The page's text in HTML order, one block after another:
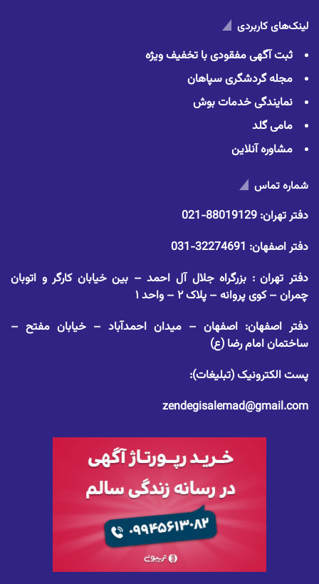
لینک‌های کاربردی
ثبت آگهی مفقودی با تخفیف ویژه
مجله گردشگری سپاهان
نمایندگی خدمات بوش
مامی گلد
مشاوره آنلاین
شماره تماس
دفتر تهران: 88019129-021
دفتر اصفهان: 32274691-031
دفتر تهران : بزرگراه جلال آل احمد – بین خیابان کارگر و اتوبان
چمران – کوی پروانه – پلاک ۲ – واحد ۱
دفتر اصفهان: اصفهان – میدان احمدآباد – خیابان مفتح –
ساختمان امام رضا (ع)
پست الکترونیک (تبلیغات):
zendegisalemad@gmail.com